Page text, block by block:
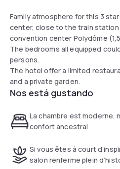
Family atmosphere for this 3
center, close to the train
convention center Polydôme
The bedrooms all equipped
persons.
The hotel offer a limited
and a private garden.
Nos está gustando
La chambre est moderne,
confort ancestral
Si vous êtes à court
salon renferme plein